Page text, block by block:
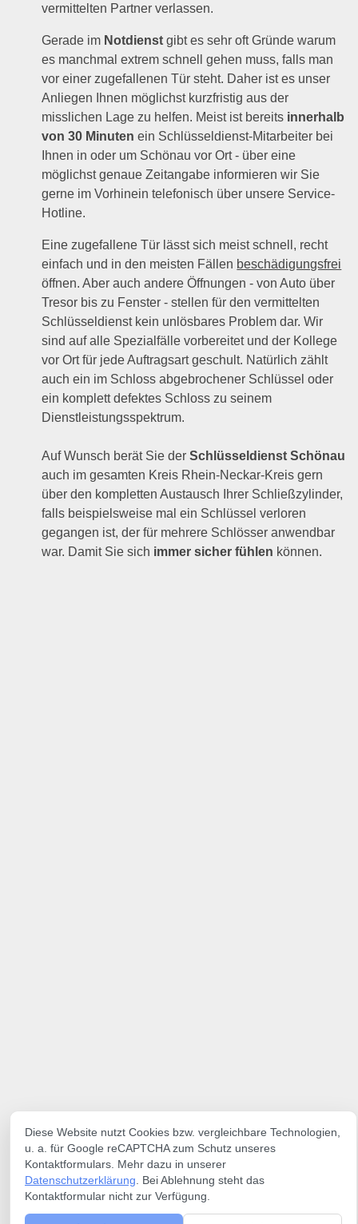
vermittelten Partner verlassen.
Gerade im Notdienst gibt es sehr oft Gründe warum
es manchmal extrem schnell gehen muss, falls man
vor einer zugefallenen Tür steht. Daher ist es unser
Anliegen Ihnen möglichst kurzfristig aus der
misslichen Lage zu helfen. Meist ist bereits innerhalb
von 30 Minuten ein Schlüsseldienst-Mitarbeiter bei
Ihnen in oder um Schönau vor Ort - über eine
möglichst genaue Zeitangabe informieren wir Sie
gerne im Vorhinein telefonisch über unsere Service-
Hotline.
Eine zugefallene Tür lässt sich meist schnell, recht
einfach und in den meisten Fällen beschädigungsfrei
öffnen. Aber auch andere Öffnungen - von Auto über
Tresor bis zu Fenster - stellen für den vermittelten
Schlüsseldienst kein unlösbares Problem dar. Wir
sind auf alle Spezialfälle vorbereitet und der Kollege
vor Ort für jede Auftragsart geschult. Natürlich zählt
auch ein im Schloss abgebrochener Schlüssel oder
ein komplett defektes Schloss zu seinem
Dienstleistungsspektrum.
Auf Wunsch berät Sie derSchlüsseldienst Schönau
auch im gesamten Kreis Rhein-Neckar-Kreis gern
über den kompletten Austausch Ihrer Schließzylinder,
falls beispielsweise mal ein Schlüssel verloren
gegangen ist, der für mehrere Schlösser anwendbar
war. Damit Sie sich immer sicher fühlen können.
Diese Website nutzt Cookies bzw. vergleichbare Technologien,
u. a. für Google reCAPTCHA zum Schutz unseres
Kontaktformulars. Mehr dazu in unserer
Datenschutzerklärung . Bei Ablehnung steht das
Kontaktformular nicht zur Verfügung.